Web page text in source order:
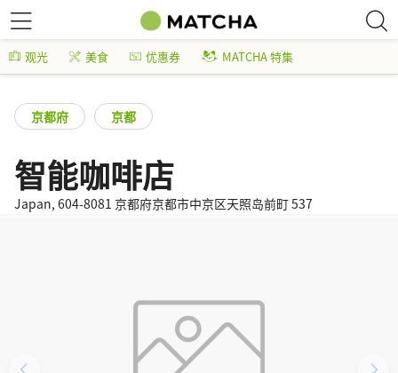
观光 美食 优惠券 MATCHA 特集
京都府 京都
智能咖啡店
Japan, 604-8081 京都府京都市中京区天照岛前町 537